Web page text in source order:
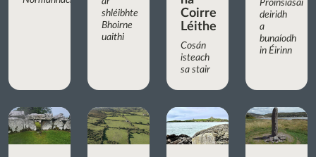
shléibhte
Bhoirne
uaithi
Coirre
Léithe
Cosán
isteach
sa stair
Proinsiasaí
deiridh
a
bunaíodh
in Éirinn